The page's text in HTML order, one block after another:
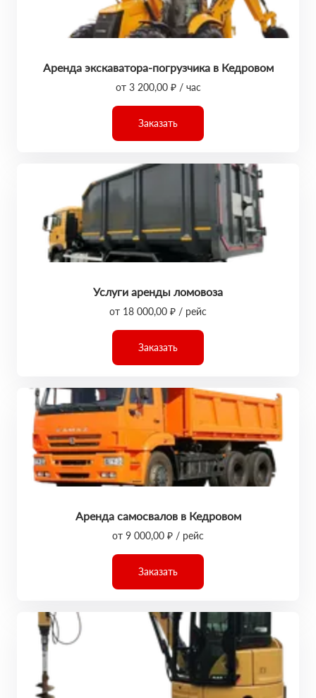
Аренда экскаватора-погрузчика в Кедровом
от 3 200,00 ₽ / час
Заказать
Услуги аренды ломовоза
от 18 000,00 ₽ / рейс
Заказать
Аренда самосвалов в Кедровом
от 9 000,00 ₽ / рейс
Заказать